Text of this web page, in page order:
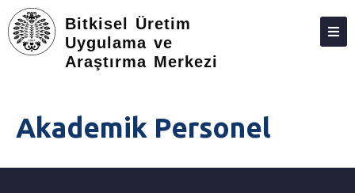
Bitkisel Üretim
Uygulama ve
Araştırma Merkezi
HAKKIMIZDA
FORM VE DILEKÇE
Akademik Personel